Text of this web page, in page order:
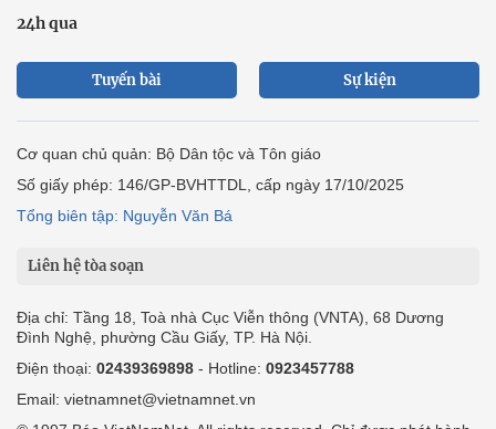
24h qua
Tuyến bài Sự kiện
Cơ quan chủ quản: Bộ Dân tộc và Tôn giáo
Số giấy phép: 146/GP-BVHTTDL, cấp ngày 17/10/2025
Tổng biên tập: Nguyễn Văn Bá
Liên hệ tòa soạn
Địa chỉ: Tầng 18, Toà nhà Cục Viễn thông (VNTA), 68 Dương
Đình Nghệ, phường Cầu Giấy, TP. Hà Nội.
Điện thoại: 02439369898 - Hotline: 0923457788
Email: vietnamnet@vietnamnet.vn